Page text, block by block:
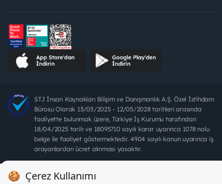
STJ İnsan Kaynakları Bilişim ve Danışmanlık A.Ş. Özel İstihdam
Bürosu Olarak 13/05/2025 - 12/05/2028 tarihleri arasında
faaliyette bulunmak üzere, Türkiye İş Kurumu tarafından
18/04/2025 tarih ve 18095710 sayılı karar uyarınca 1078 nolu
belge ile faaliyet göstermektedir. 4904 sayılı kanun uyarınca iş
arayanlardan ücret alınması yasaktır.